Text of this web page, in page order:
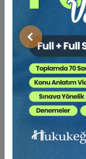
Önceki
I. Genel Olarak
II. Doğal Kuvvet
Hukuki Niteliği ve
III. Doğal Kuvvet
Kişilerce
Sonuçlar
A. Abone
Tarafından
B. Abone
Başkasınca